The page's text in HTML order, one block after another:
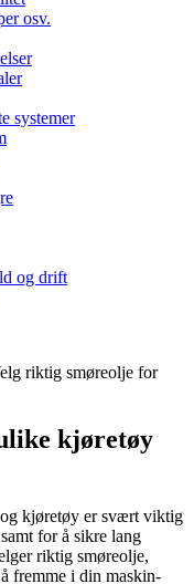
osv.
systemer
og drift
riktig smøreolje for
kjøretøy
kjøretøy er svært viktig
for å sikre lang
riktig smøreolje,
fremme i din maskin-